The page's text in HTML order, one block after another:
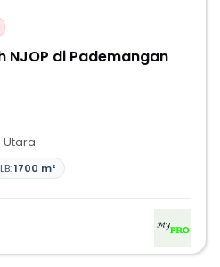
NJOP di Pademangan
Utara
LB:1700 m²